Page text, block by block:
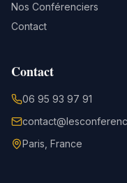
Nos Conférenciers
Contact
Contact
06 95 93 97 91
Paris, France